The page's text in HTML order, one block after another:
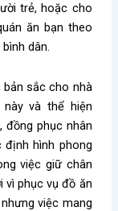
trẻ, hoặc cho
ăn bạn theo
dân.
sắc cho nhà
và thể hiện
phục nhân
định hình phong
việc giữ chân
vì phục vụ đồ ăn
việc mang